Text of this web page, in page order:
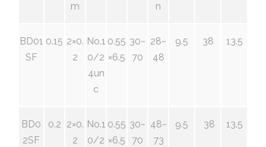
m
n
BD01
SF
0.15 2×0.
2
No.1
0/2
4un
c
0.55
×6.5
30~
70
28~
48
9.5 38 13.5
BD0
2SF
0.2 2×0.
2
No.1
0/2
0.55
×6.5
30~
70
48~
73
9.5 38 13.5